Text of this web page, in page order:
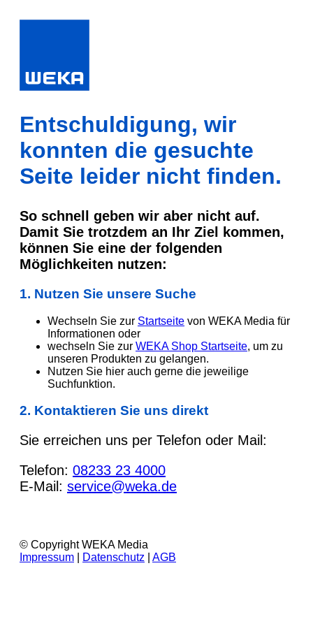
Entschuldigung, wir
konnten die gesuchte
Seite leider nicht finden.
So schnell geben wir aber nicht auf.
Damit Sie trotzdem an Ihr Ziel kommen,
können Sie eine der folgenden
Möglichkeiten nutzen:
1. Nutzen Sie unsere Suche
Wechseln Sie zur Startseite von WEKA Media für
Informationen oder
wechseln Sie zur WEKA Shop Startseite, um zu
unseren Produkten zu gelangen.
Nutzen Sie hier auch gerne die jeweilige
Suchfunktion.
2. Kontaktieren Sie uns direkt
Sie erreichen uns per Telefon oder Mail:
Telefon: 08233 23 4000
E-Mail: service@weka.de
© Copyright WEKA Media
Impressum
Datenschutz AGB